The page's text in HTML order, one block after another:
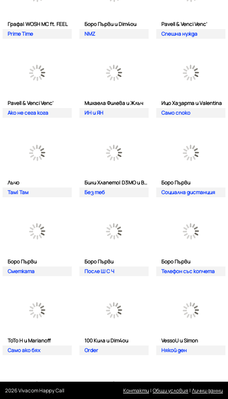
Графа| WOSH MC ft. FEEL
Prime Time
Боро Първи и Dim4ou
NMZ
Pavell & Venci Venc'
Спешна нужда
Pavell & Venci Venc'
Ако не сега кога
Михаела Филева и Жлъч
ИН и ЯН
Ицо Хазарта и Valentina
Само споко
Лъчо
Там| Там
Били Хлапето| D3MO и BREVIS
Без теб
Боро Първи
Социална дистанция
Боро Първи
Сметката
Боро Първи
После Ш С Ч
Боро Първи
Телефон със копчета
ТоТо Н и Marianoff
Само ако бях
100 Кила и Dim4ou
Order
VessoU и Simon
Някой ден
2026 Vivacom Happy Call Контакти| Общи условия | Лични данни